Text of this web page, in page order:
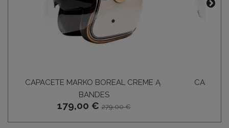
CAPACETE MARKO BOREAL CREME Ą
BANDES
179,00 €279,00 €